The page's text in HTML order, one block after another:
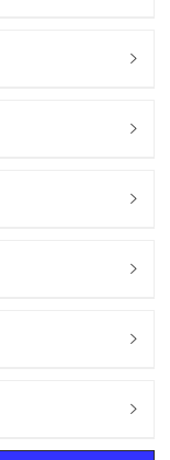





